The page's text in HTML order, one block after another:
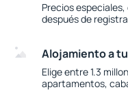
Precios
después de
Alojamiento a
Elige entre 1.3
apartamentos,